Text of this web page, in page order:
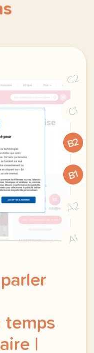
C2
C1
B2
B1
A2
A1
temps
|